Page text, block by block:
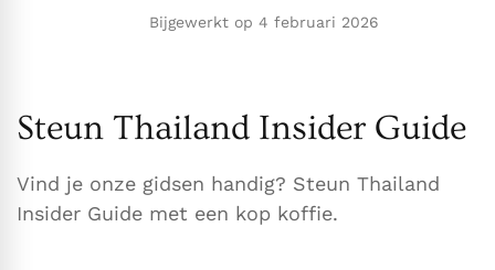
Bijgewerkt op 4 februari 2026
Steun Thailand Insider Guide
Vind je onze gidsen handig? Steun Thailand
Insider Guide met een kop koffie.